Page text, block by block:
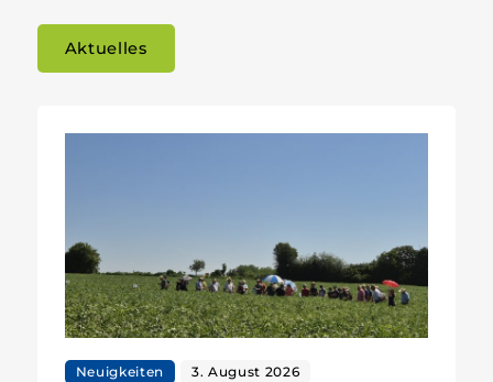
Aktuelles
Neuigkeiten 3. August 2026